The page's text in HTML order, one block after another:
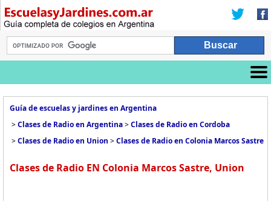
Guía de escuelas y jardines en Argentina
>Clases de Radio en Argentina>Clases de Radio en Cordoba
>Clases de Radio en Union >Clases de Radio en Colonia Marcos Sastre
Clases de Radio EN Colonia Marcos Sastre, Union